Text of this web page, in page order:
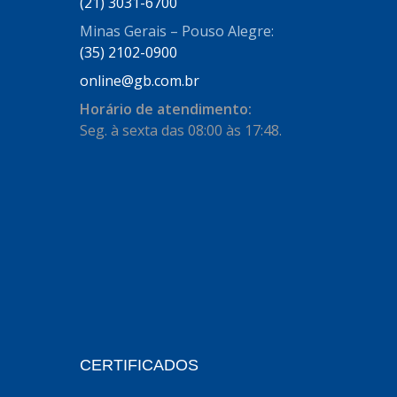
BECA FREIOS (25)
BOSAL
BRASMECK (656)
COMALTECH/JPEMA
Minas Gerais – Pouso Alegre:
(35) 2102-0900
online@gb.com.br
Horário de atendimento:
Seg. à sexta das 08:00 às 17:48.
CERTIFICADOS